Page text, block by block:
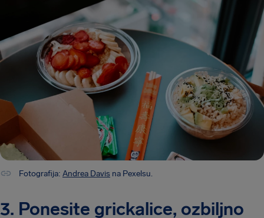
Fotografija: Andrea Davis na Pexelsu.
3. Ponesite grickalice, ozbiljno